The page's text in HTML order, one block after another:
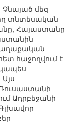
Չնայած մեզ
տնտեսական
Հայաստանը
հաջողվում է
Ադրբեջանի